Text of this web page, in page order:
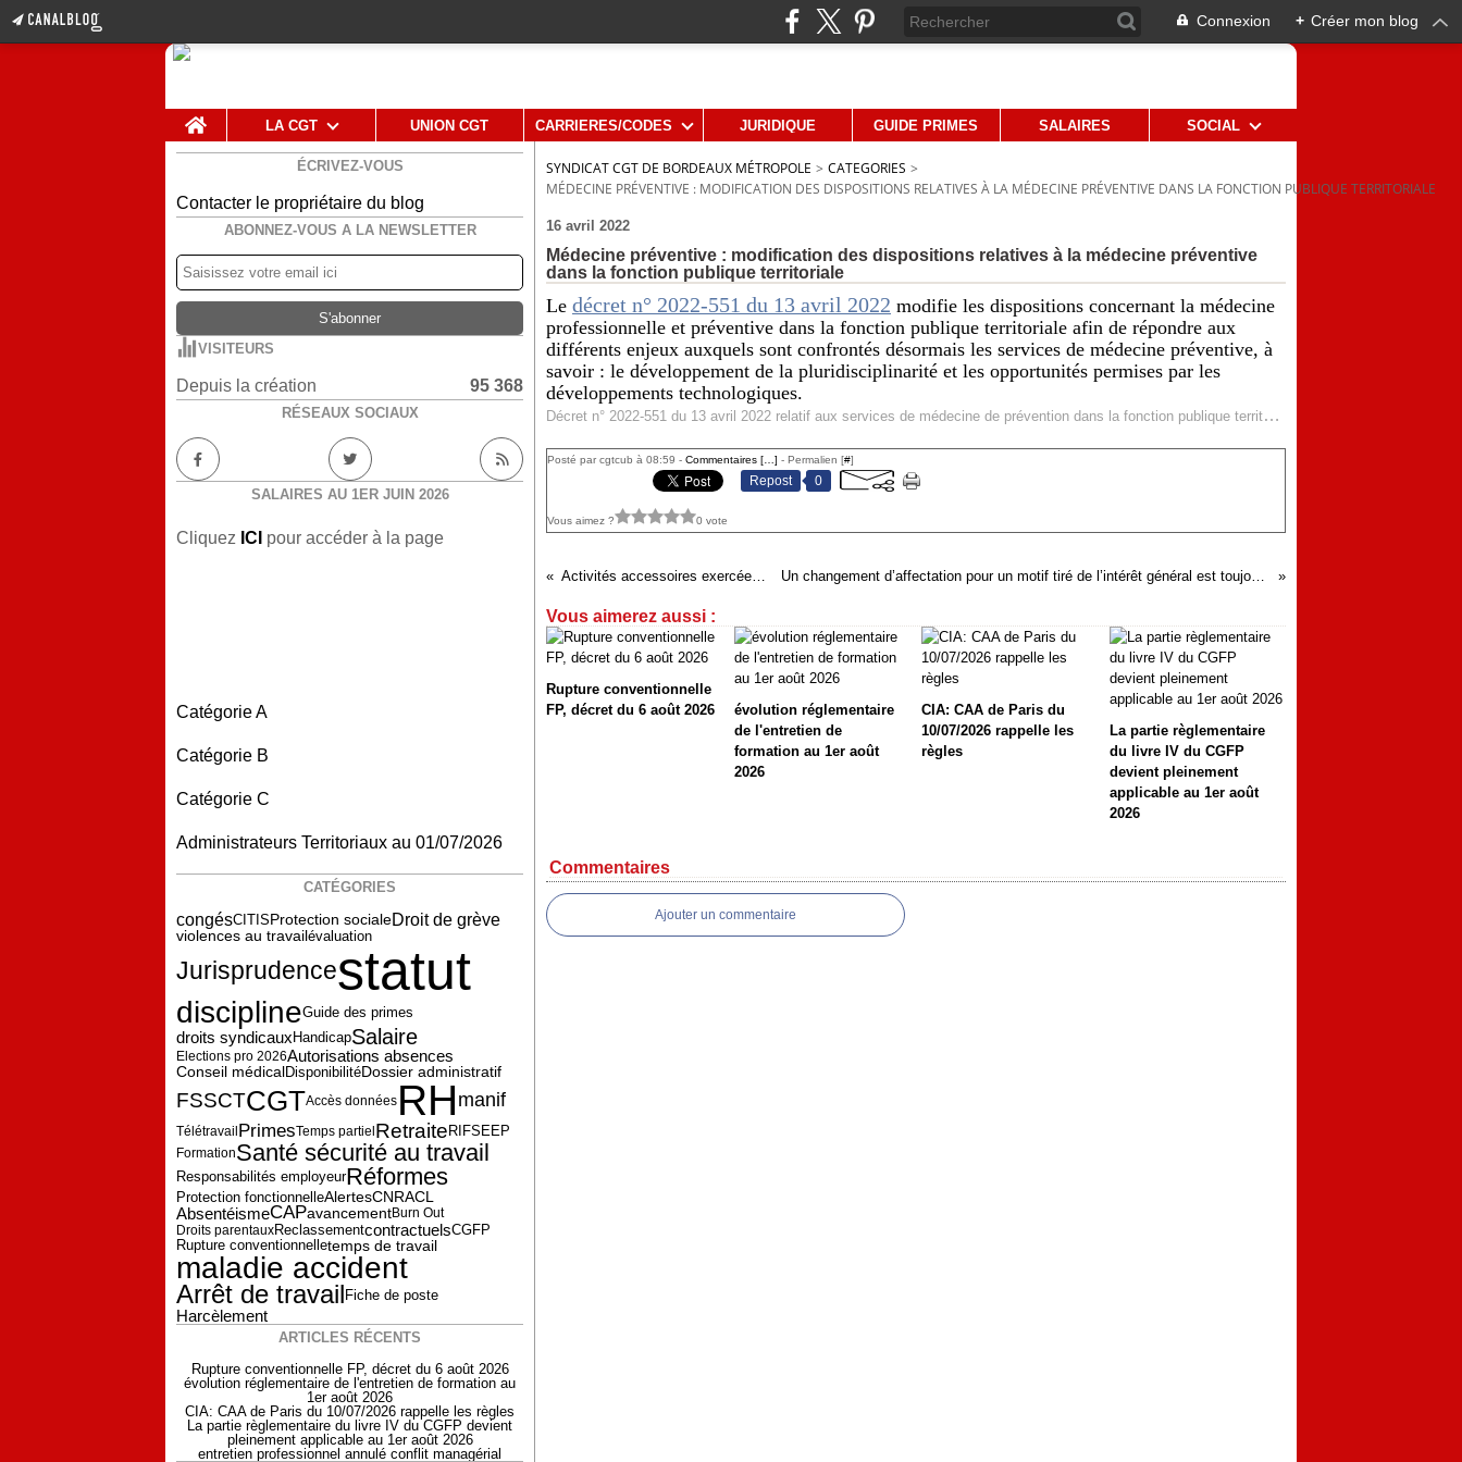
Connexion + Créer mon blog
Home
LA CGT UNION CGT CARRIERES/CODES JURIDIQUE GUIDE PRIMES SALAIRES SOCIAL
ÉCRIVEZ-VOUS
Contacter le propriétaire du blog
ABONNEZ-VOUS A LA NEWSLETTER
VISITEURS
Depuis la création 95 368
RÉSEAUX SOCIAUX
SALAIRES AU 1ER JUIN 2026
Cliquez ICI pour accéder à la page
Catégorie A
Catégorie B
Catégorie C
Administrateurs Territoriaux au 01/07/2026
CATÉGORIES
congésCITISProtection socialeDroit de grève
violences au travailévaluation
Jurisprudencestatut
disciplineGuide des primes
droits syndicaux HandicapSalaire
Elections pro 2026Autorisations absences
Conseil médicalDisponibilitéDossier administratif
FSSCTCGTAccès données RH manif
Télétravail PrimesTemps partiel Retraite RIFSEEP
FormationSanté sécurité au travail
Responsabilités employeurRéformes
Protection fonctionnelleAlertesCNRACL
AbsentéismeCAPavancementBurn Out
Droits parentauxReclassementcontractuelsCGFP
Rupture conventionnelletemps de travail
maladie accident
Arrêt de travailFiche de poste
Harcèlement
ARTICLES RÉCENTS
Rupture conventionnelle FP, décret du 6 août 2026
évolution réglementaire de l'entretien de formation au
1er août 2026
CIA: CAA de Paris du 10/07/2026 rappelle les règles
La partie règlementaire du livre IV du CGFP devient
pleinement applicable au 1er août 2026
entretien professionnel annulé conflit managérial
SYNDICAT CGT DE BORDEAUX MÉTROPOLE > CATEGORIES >
MÉDECINE PRÉVENTIVE : MODIFICATION DES DISPOSITIONS RELATIVES À LA MÉDECINE PRÉVENTIVE DANS LA FONCTION PUBLIQUE TERRITORIALE
16 avril 2022
Médecine préventive : modification des dispositions relatives à la médecine préventive
dans la fonction publique territoriale
Le décret n° 2022-551 du 13 avril 2022 modifie les dispositions concernant la médecine
professionnelle et préventive dans la fonction publique territoriale afin de répondre aux
différents enjeux auxquels sont confrontés désormais les services de médecine préventive, à
savoir : le développement de la pluridisciplinarité et les opportunités permises par les
développements technologiques.
Décret n° 2022-551 du 13 avril 2022 relatif aux services de médecine de prévention dans la fonction publique territoriale
Posté par cgtcub à 08:59 - Commentaires [ ] - Permalien [#]
Repost 0
Vous aimez ? 0 vote
Activités accessoires exercées sans autorisation Un changement d’affectation pour un motif tiré de l’intérêt général est toujours possible pour l’autorité administrative
Vous aimerez aussi :
Rupture conventionnelle
FP, décret du 6 août 2026
évolution réglementaire
de l'entretien de
formation au 1er août
2026
CIA: CAA de Paris du
10/07/2026 rappelle les
règles
La partie règlementaire
du livre IV du CGFP
devient pleinement
applicable au 1er août
2026
Commentaires
Ajouter un commentaire